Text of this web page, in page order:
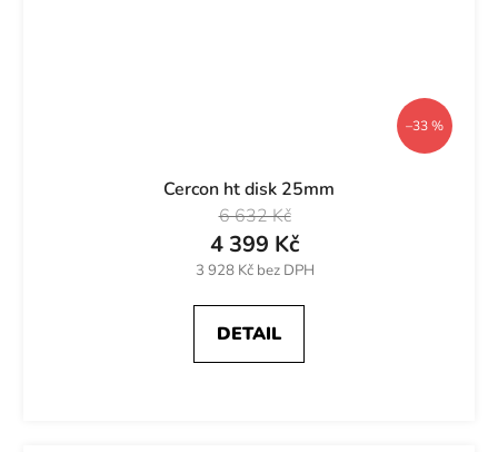
–33 %
Cercon ht disk 25mm
3 928 Kč bez DPH
4 399 Kč
6 632 Kč
DETAIL